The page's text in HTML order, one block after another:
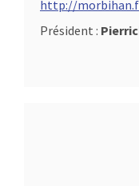
http://
Président :